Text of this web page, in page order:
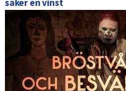
säker en vinst